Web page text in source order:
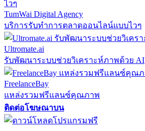
TumWai Digital Agency
บริการรับทำการตลาดออนไลน์แบบไวๆ
Ultromate.ai
รับพัฒนาระบบช่วยวิเคราะห์ภาพด้วย AI
FreelanceBay
แหล่งรวมฟรีแลนซ์คุณภาพ
ติดต่อโฆษณาบน